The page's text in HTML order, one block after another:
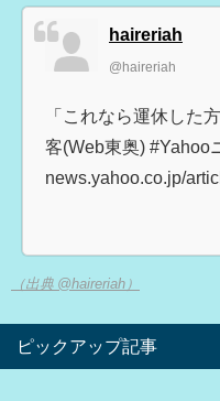
haireriah
@haireriah
「これなら運休した
客(Web東奥) #Yahoo
news.yahoo.co.jp/
（出典 @haireriah）
ピックアップ記事